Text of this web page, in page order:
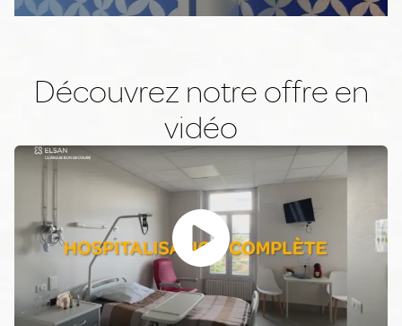
Découvrez notre offre en
vidéo
Hospitalisation complète